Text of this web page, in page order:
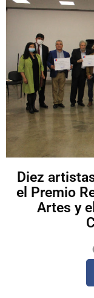
Diez
el Premio
Artes y